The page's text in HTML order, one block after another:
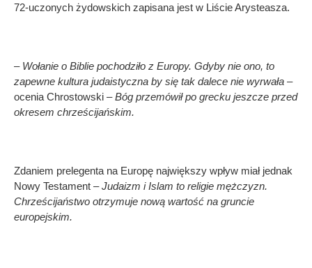
72-uczonych żydowskich zapisana jest w Liście Arysteasza.
– Wołanie o Biblie pochodziło z Europy. Gdyby nie ono, to
zapewne kultura judaistyczna by się tak dalece nie wyrwała –
ocenia Chrostowski –Bóg przemówił po grecku jeszcze przed
okresem chrześcijańskim.
Zdaniem prelegenta na Europę największy wpływ miał jednak
Nowy Testament –Judaizm i Islam to religie mężczyzn.
Chrześcijaństwo otrzymuje nową wartość na gruncie
europejskim.